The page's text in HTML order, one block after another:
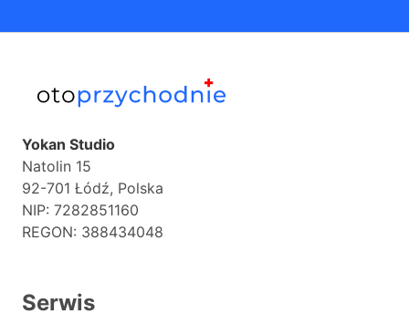
Yokan Studio
Natolin 15
92-701 Łódź, Polska
NIP: 7282851160
REGON: 388434048
Serwis